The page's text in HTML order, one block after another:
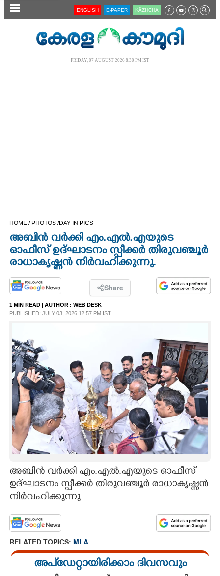
SECTIONS
OPINION
PHOTOS
LIFESTYLE
SPIRITUAL
INFO+
ART
ASTRO
LITERATURE
ZOOM
CONTACT US
ENGLISH E-PAPER KĀZHCHA
FRIDAY, 07 AUGUST 2026 8.30 PM IST
HOME / PHOTOS /DAY IN PICS
അബിൻ വർക്കി എം.എൽ.എയുടെ
ഓഫീസ് ഉദ്ഘാടനം സ്പീക്കർ തിരുവഞ്ചൂർ
രാധാകൃഷ്ണൻ നിർവഹിക്കുന്നു.
Share
1 MIN READ | AUTHOR : WEB DESK
PUBLISHED: JULY 03, 2026 12:57 PM IST
അബിൻ വർക്കി എം.എൽ.എയുടെ ഓഫീസ്
ഉദ്ഘാടനം സ്പീക്കർ തിരുവഞ്ചൂർ രാധാകൃഷ്ണൻ
നിർവഹിക്കുന്നു
RELATED TOPICS: MLA
അപ്ഡേറ്റായിരിക്കാം ദിവസവും